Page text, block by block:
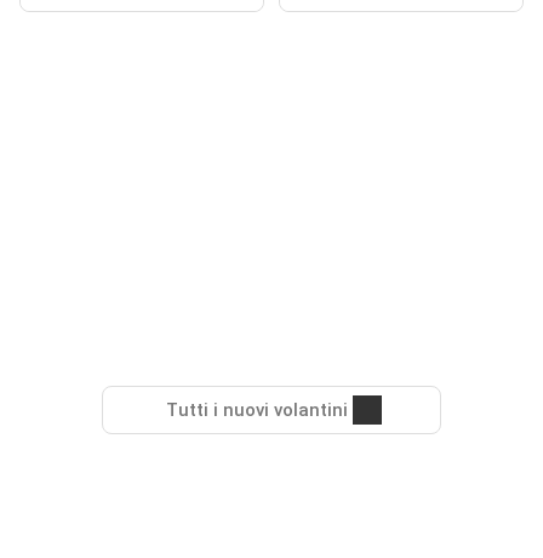
Tutti i nuovi volantini